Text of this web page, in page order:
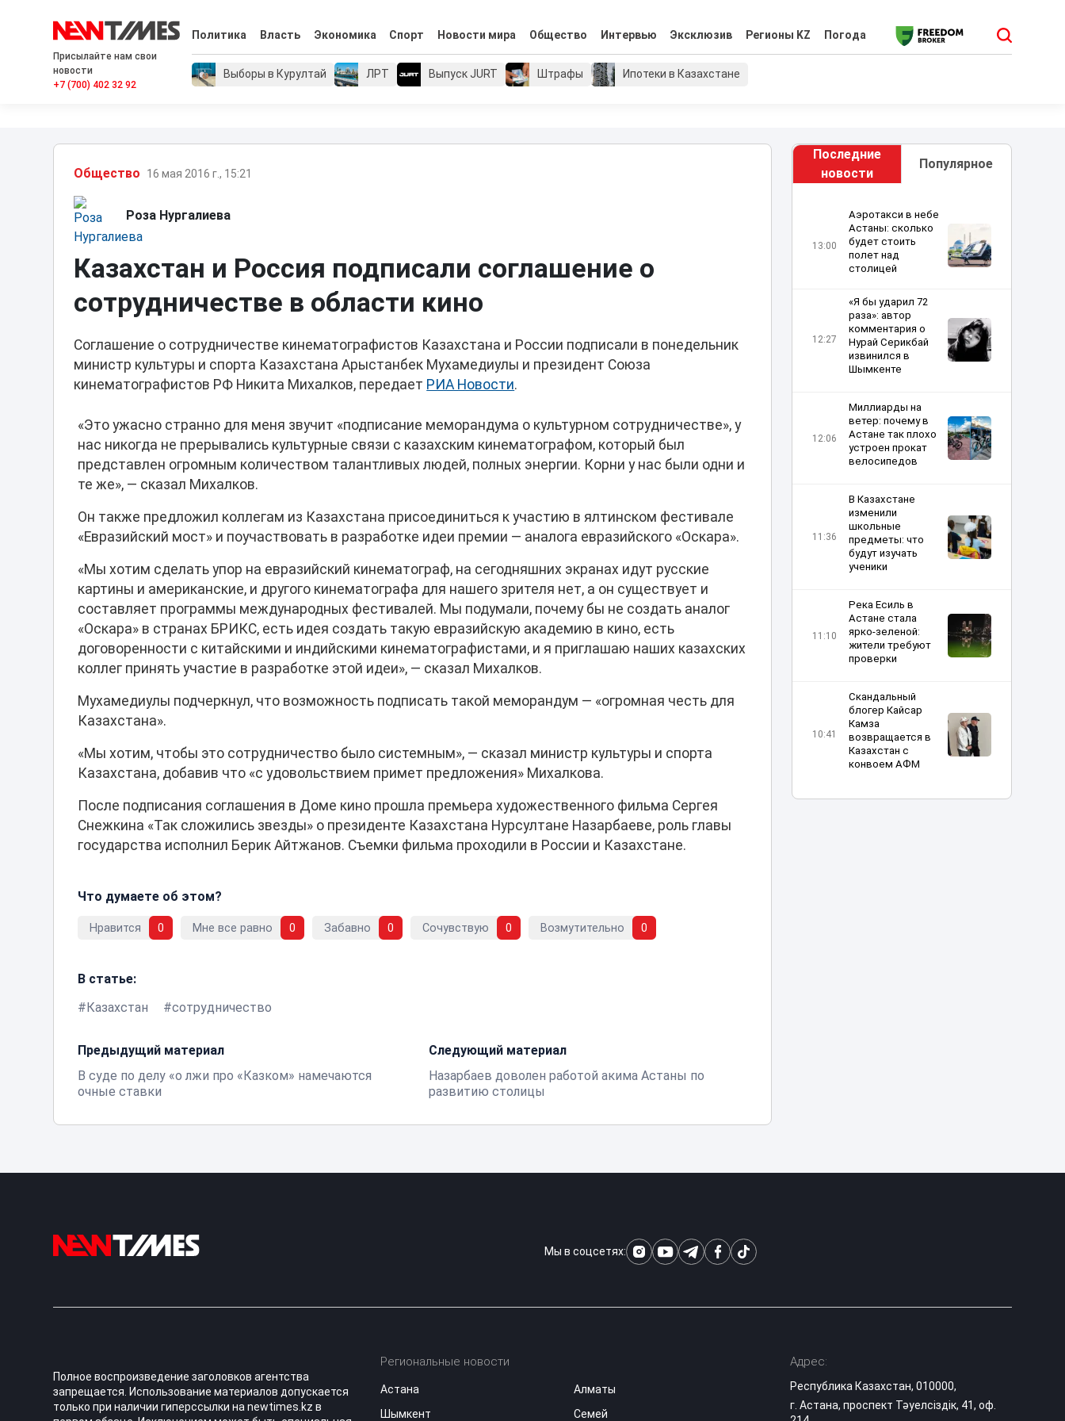
Присылайте нам свои
новости
+7 (700) 402 32 92
Политика Власть Экономика Спорт Новости мира Общество Интервью Эксклюзив Регионы KZ Погода
Выборы в Курултай ЛРТ Выпуск JURT Штрафы Ипотеки в Казахстане
Общество 16 мая 2016 г., 15:21
Роза Нургалиева
Казахстан и Россия подписали соглашение о
сотрудничестве в области кино
Соглашение о сотрудничестве кинематографистов Казахстана и России подписали в понедельник
министр культуры и спорта Казахстана Арыстанбек Мухамедиулы и президент Союза
кинематографистов РФ Никита Михалков, передает РИА Новости.
«Это ужасно странно для меня звучит «подписание меморандума о культурном сотрудничестве», у
нас никогда не прерывались культурные связи с казахским кинематографом, который был
представлен огромным количеством талантливых людей, полных энергии. Корни у нас были одни и
те же», — сказал Михалков.
Он также предложил коллегам из Казахстана присоединиться к участию в ялтинском фестивале
«Евразийский мост» и поучаствовать в разработке идеи премии — аналога евразийского «Оскара».
«Мы хотим сделать упор на евразийский кинематограф, на сегодняшних экранах идут русские
картины и американские, и другого кинематографа для нашего зрителя нет, а он существует и
составляет программы международных фестивалей. Мы подумали, почему бы не создать аналог
«Оскара» в странах БРИКС, есть идея создать такую евразийскую академию в кино, есть
договоренности с китайскими и индийскими кинематографистами, и я приглашаю наших казахских
коллег принять участие в разработке этой идеи», — сказал Михалков.
Мухамедиулы подчеркнул, что возможность подписать такой меморандум — «огромная честь для
Казахстана».
«Мы хотим, чтобы это сотрудничество было системным», — сказал министр культуры и спорта
Казахстана, добавив что «с удовольствием примет предложения» Михалкова.
После подписания соглашения в Доме кино прошла премьера художественного фильма Сергея
Снежкина «Так сложились звезды» о президенте Казахстана Нурсултане Назарбаеве, роль главы
государства исполнил Берик Айтжанов. Съемки фильма проходили в России и Казахстане.
Что думаете об этом?
Нравится 0 Мне все равно 0 Забавно 0 Сочувствую 0 Возмутительно 0
В статье:
Казахстан
сотрудничество
Предыдущий материал
В суде по делу «о лжи про «Казком» намечаются
очные ставки
Следующий материал
Назарбаев доволен работой акима Астаны по
развитию столицы
Последние
новости
Популярное
13:00
Аэротакси в небе
Астаны: сколько
будет стоить
полет над
столицей
12:27
«Я бы ударил 72
раза»: автор
комментария о
Нурай Серикбай
извинился в
Шымкенте
12:06
Миллиарды на
ветер: почему в
Астане так плохо
устроен прокат
велосипедов
11:36
В Казахстане
изменили
школьные
предметы: что
будут изучать
ученики
11:10
Река Есиль в
Астане стала
ярко-зеленой:
жители требуют
проверки
10:41
Скандальный
блогер Кайсар
Камза
возвращается в
Казахстан с
конвоем АФМ
Мать осужденного
«Эффектная езда»
обернулась
Мы в соцсетях:
Полное воспроизведение заголовков агентства
запрещается. Использование материалов допускается
только при наличии гиперссылки на newtimes.kz в
Региональные новости
Астана
Алматы
Шымкент
Семей
Адрес:
Республика Казахстан, 010000,
г. Астана, проспект Тәуелсіздік, 41, оф.